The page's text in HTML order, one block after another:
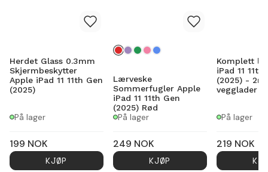
Herdet Glass 0.3mm
Skjermbeskytter
Apple iPad 11 11th Gen
(2025)
På lager
199 NOK
KJØP
Lærveske
Sommerfugler Apple
iPad 11 11th Gen
(2025) Rød
På lager
249 NOK
KJØP
Komplett
iPad 11 11th
(2025) -
vegglader
På lager
219 NOK